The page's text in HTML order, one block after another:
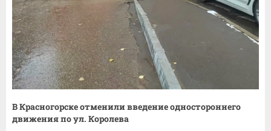
В Красногорске отменили введение одностороннего
движения по ул. Королева